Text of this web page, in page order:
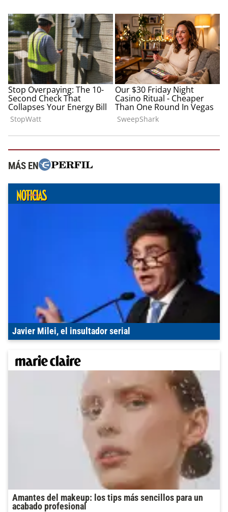
MÁS EN
Javier Milei, el insultador serial
Amantes del makeup: los tips más sencillos para un
acabado profesional